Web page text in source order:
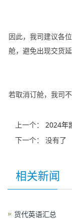
因此，我司建议各
舱，避免出现交货延
若取消订舱，我司
上一个： 2024年
下一个： 没有了
相关新闻
货代英语汇总